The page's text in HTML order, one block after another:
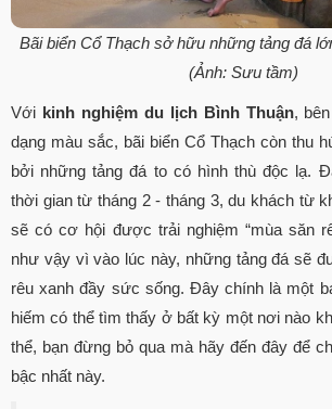
Bãi biển Cổ Thạch sở hữu những tảng đá
(Ảnh: Sưu tầm)
Với kinh nghiệm du lịch Bình Thuận,
dạng màu sắc, bãi biển Cổ Thạch còn thu
bởi những tảng đá to có hình thù độc lạ.
thời gian từ tháng 2 - tháng 3, du khách từ
sẽ có cơ hội được trải nghiệm “mùa săn
như vậy vì vào lúc này, những tảng đá sẽ
rêu xanh đầy sức sống. Đây chính là một
hiếm có thể tìm thấy ở bất kỳ một nơi nào
thể, bạn đừng bỏ qua mà hãy đến đây để
bậc nhất này.